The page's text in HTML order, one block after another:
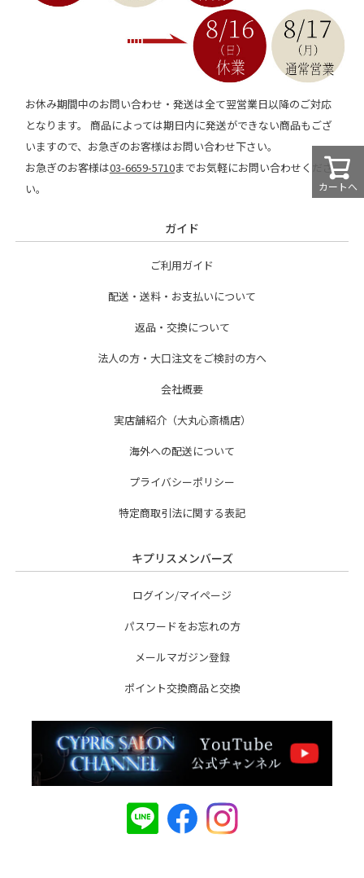
カートへ
お休み期間中のお問い合わせ・発送は全て翌営業日以降のご対応
となります。 商品によっては期日内に発送ができない商品もござ
いますので、お急ぎのお客様はお問い合わせ下さい。
お急ぎのお客様は03-6659-5710までお気軽にお問い合わせくださ
い。
ガイド
ご利用ガイド
配送・送料・お支払いについて
返品・交換について
法人の方・大口注文をご検討の方へ
会社概要
実店舗紹介（大丸心斎橋店）
海外への配送について
プライバシーポリシー
特定商取引法に関する表記
キプリスメンバーズ
ログイン/マイページ
パスワードをお忘れの方
メールマガジン登録
ポイント交換商品と交換